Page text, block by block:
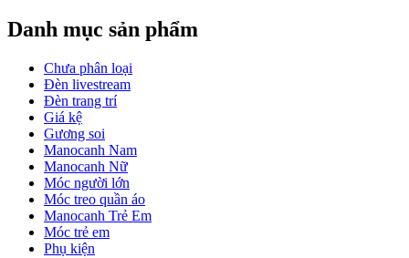
Danh mục sản phẩm
Chưa phân loại
Đèn livestream
Đèn trang trí
Giá kệ
Gương soi
Manocanh Nam
Manocanh Nữ
Móc người lớn
Móc treo quần áo
Manocanh Trẻ Em
Móc trẻ em
Phụ kiện